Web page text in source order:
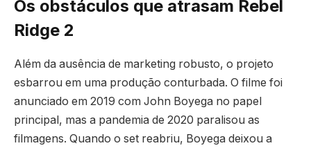
Os obstáculos que atrasam Rebel
Ridge 2
Além da ausência de marketing robusto, o projeto
esbarrou em uma produção conturbada. O filme foi
anunciado em 2019 com John Boyega no papel
principal, mas a pandemia de 2020 paralisou as
filmagens. Quando o set reabriu, Boyega deixou a